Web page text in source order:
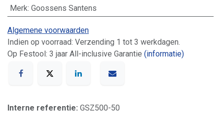
Merk: Goossens Santens
Algemene voorwaarden
Indien op voorraad: Verzending 1 tot 3 werkdagen.
Op Festool: 3 jaar All-inclusive Garantie (informatie)
Interne referentie: GSZ500-50